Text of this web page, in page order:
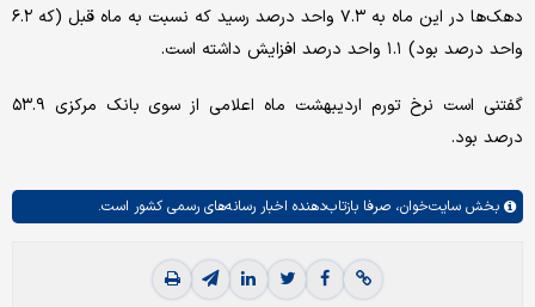
دهک‌ها در این ماه به ۷.۳ واحد درصد رسید که نسبت به ماه قبل (که ۶.۲
واحد درصد بود) ۱.۱ واحد درصد افزایش داشته است.
گفتنی است نرخ تورم اردیبهشت ماه اعلامی از سوی بانک مرکزی ۵۳.۹
درصد بود.
بخش سایت‌خوان، صرفا بازتاب‌دهنده اخبار رسانه‌های رسمی کشور است.